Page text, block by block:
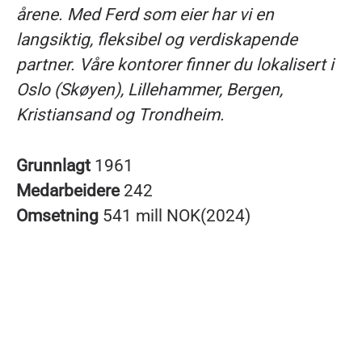
årene. Med Ferd som eier har vi en
langsiktig, fleksibel og verdiskapende
partner. Våre kontorer finner du lokalisert i
Oslo (Skøyen), Lillehammer, Bergen,
Kristiansand og Trondheim.
Grunnlagt 1961
Medarbeidere 242
Omsetning 541 mill NOK(2024)